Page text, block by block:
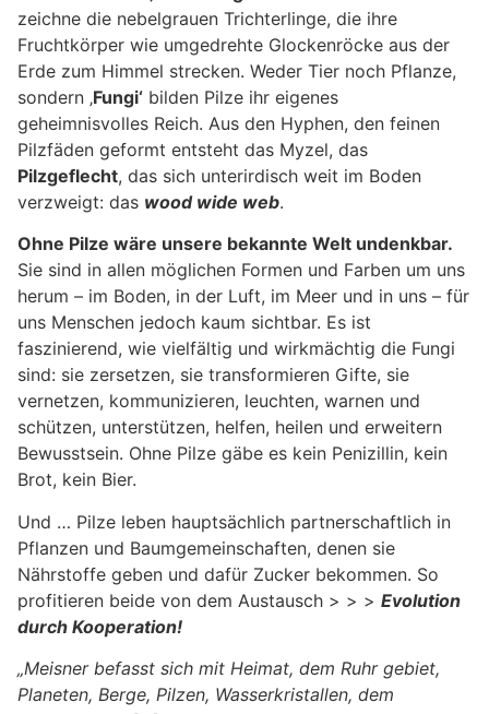
zeichne die nebelgrauen Trichterlinge, die ihre
Fruchtkörper wie umgedrehte Glockenröcke aus der
Erde zum Himmel strecken. Weder Tier noch Pflanze,
sondern ‚Fungi‘ bilden Pilze ihr eigenes
geheimnisvolles Reich. Aus den Hyphen, den feinen
Pilzfäden geformt entsteht das Myzel, das
Pilzgeflecht, das sich unterirdisch weit im Boden
verzweigt: das wood wide web.
Ohne Pilze wäre unsere bekannte Welt undenkbar.
Sie sind in allen möglichen Formen und Farben um uns
herum – im Boden, in der Luft, im Meer und in uns – für
uns Menschen jedoch kaum sichtbar. Es ist
faszinierend, wie vielfältig und wirkmächtig die Fungi
sind: sie zersetzen, sie transformieren Gifte, sie
vernetzen, kommunizieren, leuchten, warnen und
schützen, unterstützen, helfen, heilen und erweitern
Bewusstsein. Ohne Pilze gäbe es kein Penizillin, kein
Brot, kein Bier.
Und … Pilze leben hauptsächlich partnerschaftlich in
Pflanzen und Baumgemeinschaften, denen sie
Nährstoffe geben und dafür Zucker bekommen. So
profitieren beide von dem Austausch > > > Evolution
durch Kooperation!
„Meisner befasst sich mit Heimat, dem Ruhr gebiet,
Planeten, Berge, Pilzen, Wasserkristallen, dem